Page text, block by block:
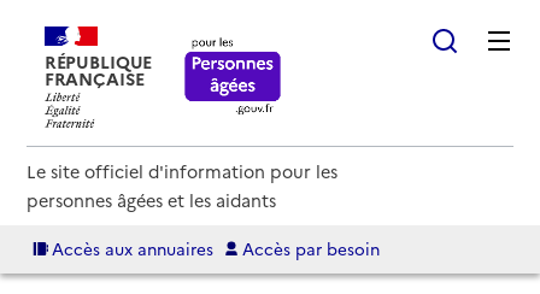
RÉPUBLIQUE
FRANÇAISE
Le site officiel d'information pour les
personnes âgées et les aidants
Accès aux annuaires Accès par besoin